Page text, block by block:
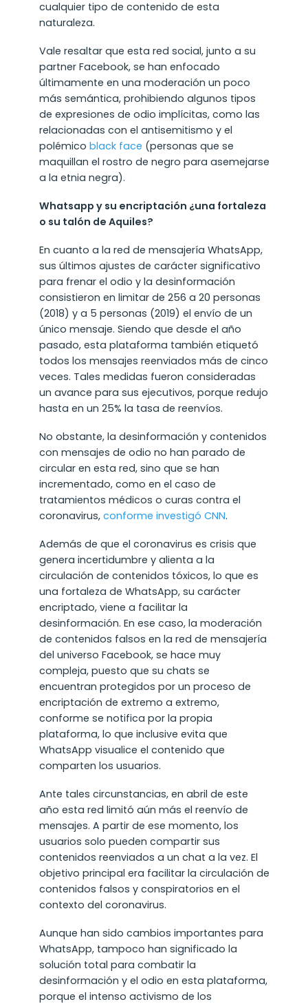
cualquier tipo de contenido de esta
naturaleza.
Vale resaltar que esta red social, junto a su
partner Facebook, se han enfocado
últimamente en una moderación un poco
más semántica, prohibiendo algunos tipos
de expresiones de odio implícitas, como las
relacionadas con el antisemitismo y el
polémico black face (personas que se
maquillan el rostro de negro para asemejarse
a la etnia negra).
Whatsapp y su encriptación ¿una fortaleza
o su talón de Aquiles?
En cuanto a la red de mensajería WhatsApp,
sus últimos ajustes de carácter significativo
para frenar el odio y la desinformación
consistieron en limitar de 256 a 20 personas
(2018) y a 5 personas (2019) el envío de un
único mensaje. Siendo que desde el año
pasado, esta plataforma también etiquetó
todos los mensajes reenviados más de cinco
veces. Tales medidas fueron consideradas
un avance para sus ejecutivos, porque redujo
hasta en un 25% la tasa de reenvíos.
No obstante, la desinformación y contenidos
con mensajes de odio no han parado de
circular en esta red, sino que se han
incrementado, como en el caso de
tratamientos médicos o curas contra el
coronavirus, conforme investigó CNN.
Además de que el coronavirus es crisis que
genera incertidumbre y alienta a la
circulación de contenidos tóxicos, lo que es
una fortaleza de WhatsApp, su carácter
encriptado, viene a facilitar la
desinformación. En ese caso, la moderación
de contenidos falsos en la red de mensajería
del universo Facebook, se hace muy
compleja, puesto que su chats se
encuentran protegidos por un proceso de
encriptación de extremo a extremo,
conforme se notifica por la propia
plataforma, lo que inclusive evita que
WhatsApp visualice el contenido que
comparten los usuarios.
Ante tales circunstancias, en abril de este
año esta red limitó aún más el reenvío de
mensajes. A partir de ese momento, los
usuarios solo pueden compartir sus
contenidos reenviados a un chat a la vez. El
objetivo principal era facilitar la circulación de
contenidos falsos y conspiratorios en el
contexto del coronavirus.
Aunque han sido cambios importantes para
WhatsApp, tampoco han significado la
solución total para combatir la
desinformación y el odio en esta plataforma,
porque el intenso activismo de los